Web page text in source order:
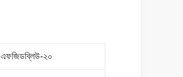
এফজিডব্লিউ-২০